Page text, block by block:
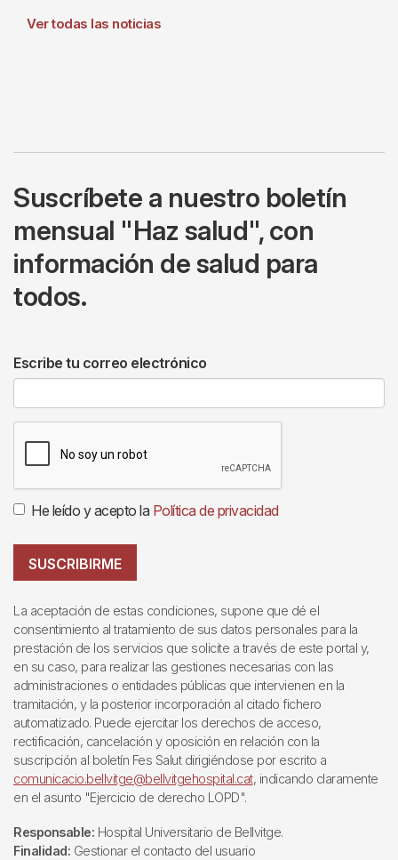
Ver todas las noticias
Suscríbete a nuestro boletín
mensual "Haz salud", con
información de salud para
todos.
Escribe tu correo electrónico
He leído y acepto la Política de privacidad
SUSCRIBIRME
La aceptación de estas condiciones, supone que dé el
consentimiento al tratamiento de sus datos personales para la
prestación de los servicios que solicite a través de este portal y,
en su caso, para realizar las gestiones necesarias con las
administraciones o entidades públicas que intervienen en la
tramitación, y la posterior incorporación al citado fichero
automatizado. Puede ejercitar los derechos de acceso,
rectificación, cancelación y oposición en relación con la
suscripción al boletín Fes Salut dirigiéndose por escrito a
comunicacio.bellvitge@bellvitgehospital.cat, indicando claramente
en el asunto "Ejercicio de derecho LOPD".
Responsable: Hospital Universitario de Bellvitge.
Finalidad: Gestionar el contacto del usuario